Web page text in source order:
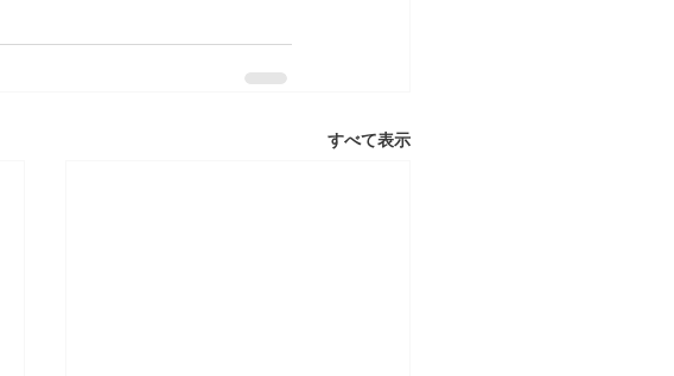
すべて表示